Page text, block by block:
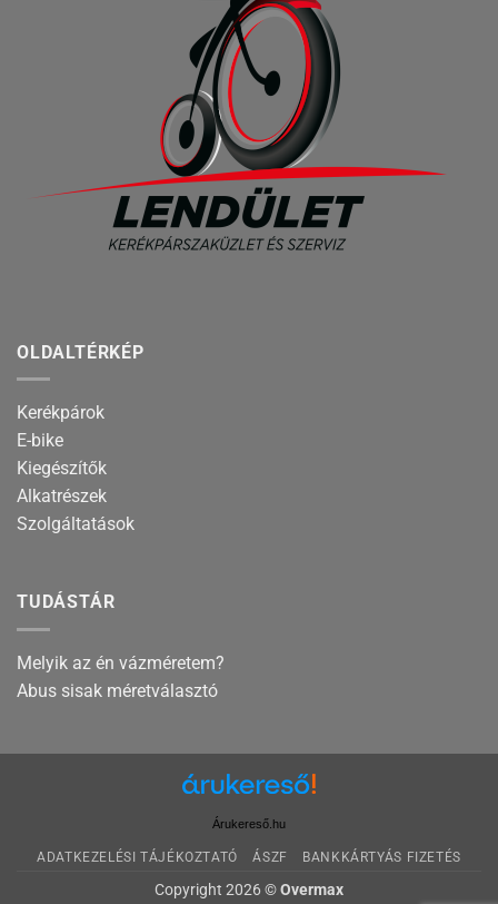
OLDALTÉRKÉP
Kerékpárok
E-bike
Kiegészítők
Alkatrészek
Szolgáltatások
TUDÁSTÁR
Melyik az én vázméretem?
Abus sisak méretválasztó
Árukereső.hu
ADATKEZELÉSI TÁJÉKOZTATÓ ÁSZF BANKKÁRTYÁS FIZETÉS
Copyright 2026 ©Overmax